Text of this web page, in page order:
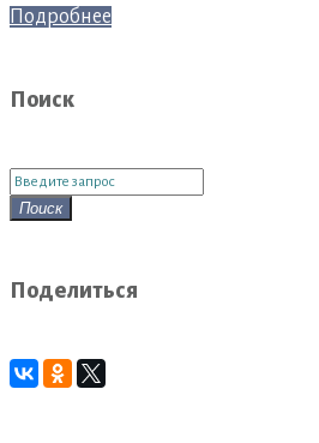
квартире
Подробнее
Поиск
Поиск
для:
Поиск
Поделиться